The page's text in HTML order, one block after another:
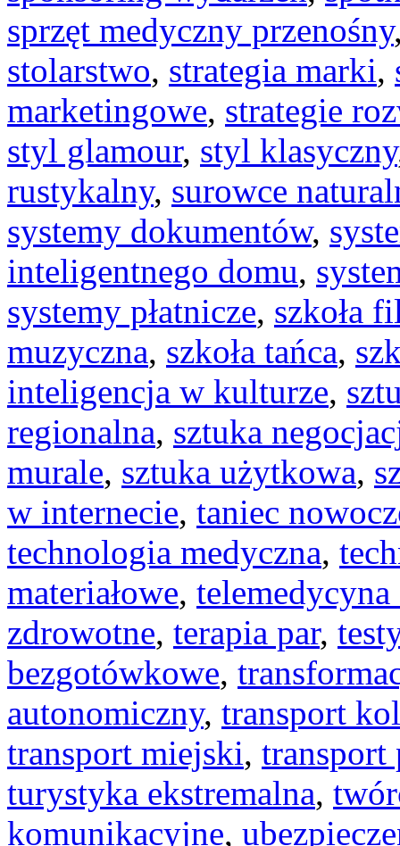
sprzęt medyczny przenośny
stolarstwo, strategia marki,
marketingowe, strategie
styl glamour, styl klasyczny
rustykalny, surowce
systemy dokumentów,
inteligentnego domu,
systemy płatnicze, szkoła
muzyczna, szkoła tańca,
inteligencja w kulturze,
regionalna, sztuka
murale, sztuka użytkowa,
w internecie, taniec
technologia medyczna,
materiałowe,
zdrowotne, terapia par,
bezgotówkowe,
autonomiczny, transport
transport miejski, transport
turystyka ekstremalna,
komunikacyjne,